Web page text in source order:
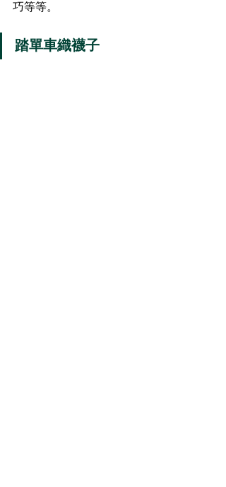
巧等等。
踏單車織襪子